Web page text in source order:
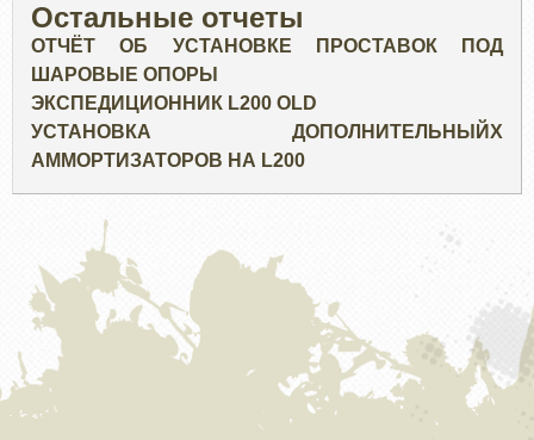
Остальные отчеты
ОТЧЁТ ОБ УСТАНОВКЕ ПРОСТАВОК ПОД
ШАРОВЫЕ ОПОРЫ
ЭКСПЕДИЦИОННИК L200 OLD
УСТАНОВКА ДОПОЛНИТЕЛЬНЫЙХ
АММОРТИЗАТОРОВ НА L200